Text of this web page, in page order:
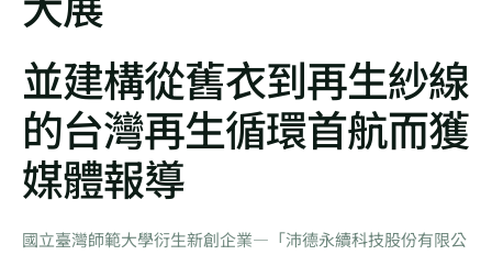
並建構從舊衣到再生紗線
的台灣再生循環首航而獲
媒體報導
國立臺灣師範大學衍生新創企業—「沛德永續科技股份有限公